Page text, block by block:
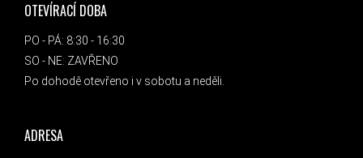
OTEVÍRACÍ DOBA
PO - PÁ: 8:30 - 16:30
SO - NE: ZAVŘENO
Po dohodě otevřeno i v sobotu a neděli.
ADRESA